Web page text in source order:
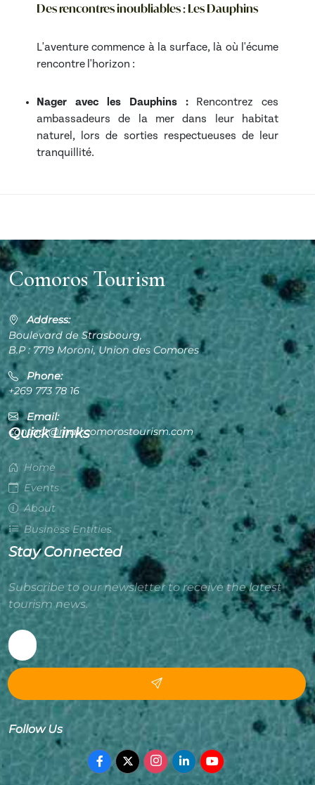
Des rencontres inoubliables : Les Dauphins
L'aventure commence à la surface, là où l'écume
rencontre l'horizon :
Nager avec les Dauphins :Rencontrez ces
ambassadeurs de la mer dans leur habitat
naturel, lors de sorties respectueuses de leur
tranquillité.
Comoros Tourism
Address:
Boulevard de Strasbourg,
B.P : 7719 Moroni, Union des Comores
Phone:
+269 773 78 16
Email:
contact@mail.comorostourism.com
Quick Links
Home
Events
About
Business Entities
Stay Connected
Subscribe to our newsletter to receive the latest
tourism news.
Follow Us